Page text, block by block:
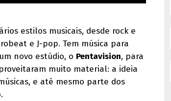
estilos musicais, desde rock e
e J-pop. Tem música para
novo estúdio, o Pentavision, para
muito material: a ideia
e até mesmo parte dos